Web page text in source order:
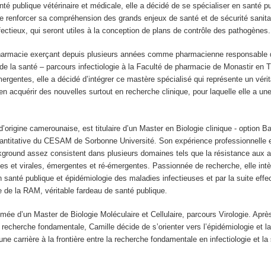
publique vétérinaire et médicale, elle a décidé de se spécialiser en santé
renforcer sa compréhension des grands enjeux de santé et de sécurité
qui seront utiles à la conception de plans de contrôle des
exerçant depuis plusieurs années comme pharmacienne
la santé – parcours infectiologie à la Faculté de pharmacie de Monastir
elle a décidé d’intégrer ce mastère spécialisé qui représente un
acquérir des nouvelles surtout en recherche clinique, pour laquelle elle a
d’origine camerounaise, est titulaire d’un Master en Biologie clinique - option
du CESAM de Sorbonne Université. Son expérience
assez consistent dans plusieurs domaines tels que la résistance
et virales, émergentes et ré-émergentes. Passionnée de recherche, elle
publique et épidémiologie des maladies infectieuses et par la suite
la RAM, véritable fardeau de santé publique.
d’un Master de Biologie Moléculaire et Cellulaire, parcours Virologie.
fondamentale, Camille décide de s’orienter vers l’épidémiologie
carrière à la frontière entre la recherche fondamentale en infectiologie et